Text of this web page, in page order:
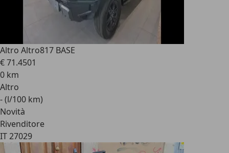
Altro Altro817 BASE
€ 71.4501
0 km
Altro
- (l/100 km)
Novità
Rivenditore
IT 27029